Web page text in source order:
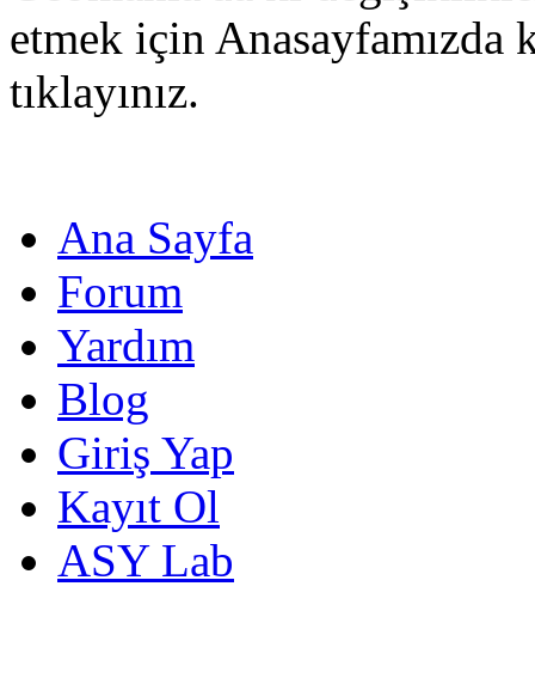
etmek için
tıklayınız.
Ana Sayfa
Forum
Yardım
Blog
Giriş Yap
Kayıt Ol
ASY Lab